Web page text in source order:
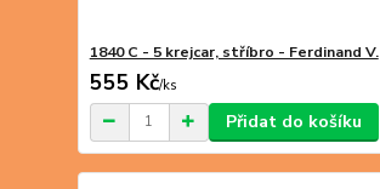
1840 C - 5 krejcar, stříbro - Ferdinand V.
555 Kč/ks
Přidat do košíku